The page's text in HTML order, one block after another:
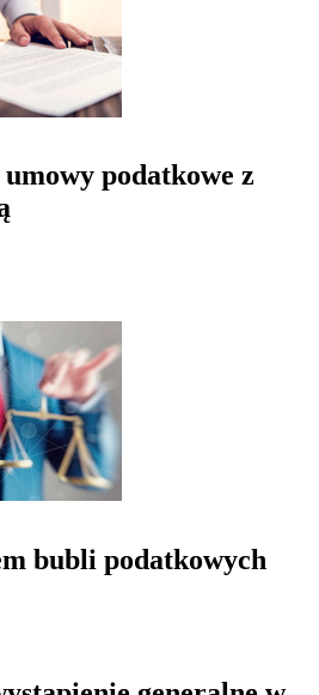
umowy podatkowe z
bubli podatkowych